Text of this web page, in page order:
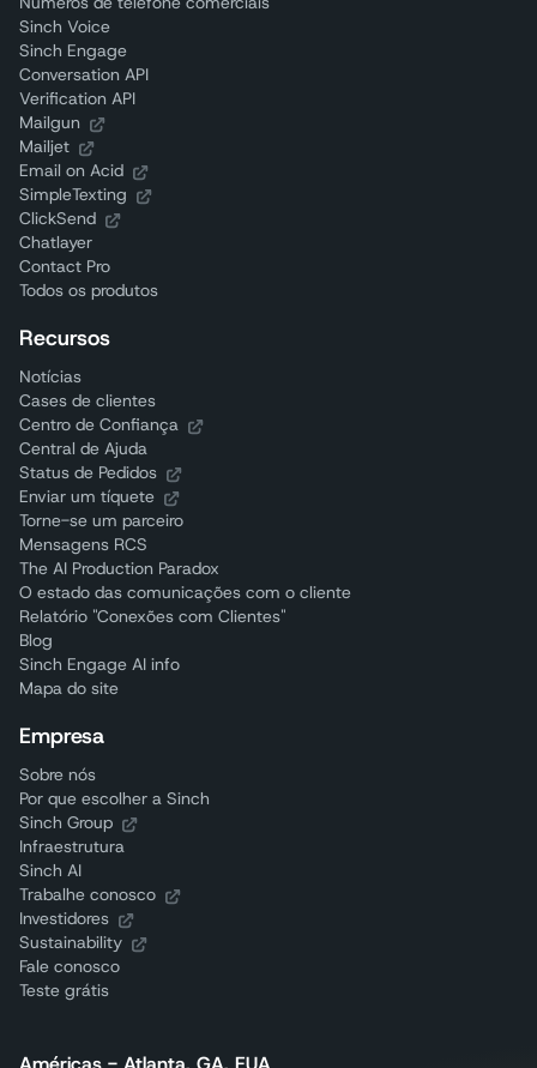
Sinch Voice
Sinch Engage
Conversation API
Verification API
Mailgun
Mailjet
Email on Acid
SimpleTexting
ClickSend
Chatlayer
Contact Pro
Todos os produtos
Recursos
Notícias
Cases de clientes
Centro de Confiança
Central de Ajuda
Status de Pedidos
Enviar um tíquete
Torne-se um parceiro
Mensagens RCS
The AI Production Paradox
O estado das comunicações com o cliente
Relatório "Conexões com Clientes"
Blog
Sinch Engage AI info
Mapa do site
Empresa
Sobre nós
Por que escolher a Sinch
Sinch Group
Infraestrutura
Sinch AI
Trabalhe conosco
Investidores
Sustainability
Fale conosco
Teste grátis